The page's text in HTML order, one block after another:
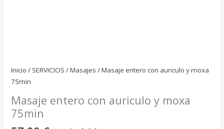
Inicio / SERVICIOS /Masajes / Masaje entero con auriculo y moxa
75min
Masaje entero con auriculo y moxa
75min